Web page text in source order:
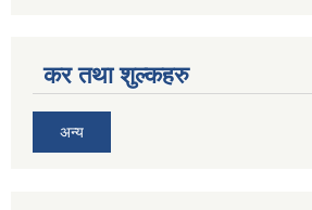
कर तथा शुल्कहरु
अन्य